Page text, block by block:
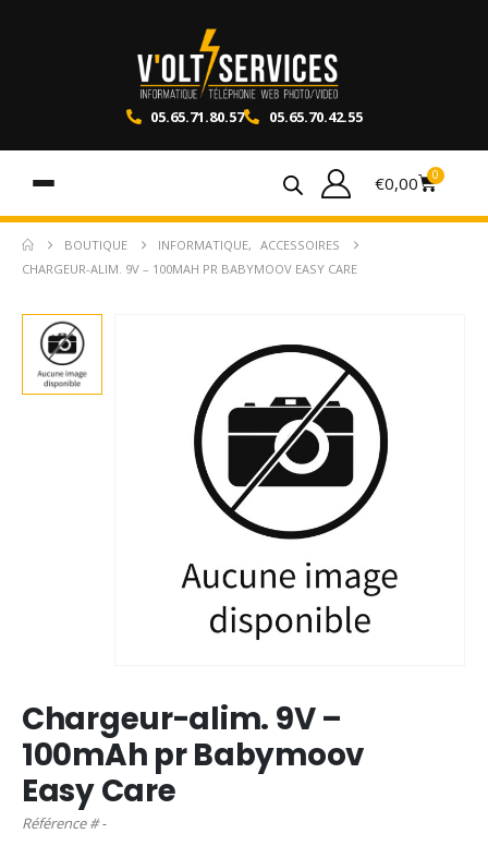
05.65.71.80.57 05.65.70.42.55
€0,00 0
BOUTIQUE INFORMATIQUE,
ACCESSOIRES
CHARGEUR-ALIM. 9V – 100MAH PR BABYMOOV EASY CARE
Chargeur-alim. 9V –
100mAh pr Babymoov
Easy Care
Référence # -